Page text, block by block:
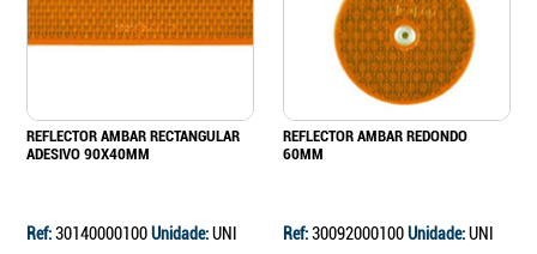
REFLECTOR AMBAR RECTANGULAR
ADESIVO 90X40MM
Ref:30140000100Unidade:UNI
REFLECTOR AMBAR REDONDO
60MM
Ref:30092000100Unidade:UNI